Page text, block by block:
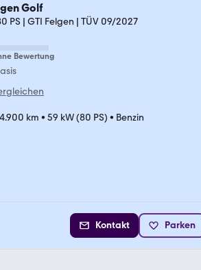
Golf
PS | GTI Felgen | TÜV 09/2027
Bewertung
km • 59 kW (80 PS) • Benzin
Kontakt Parken